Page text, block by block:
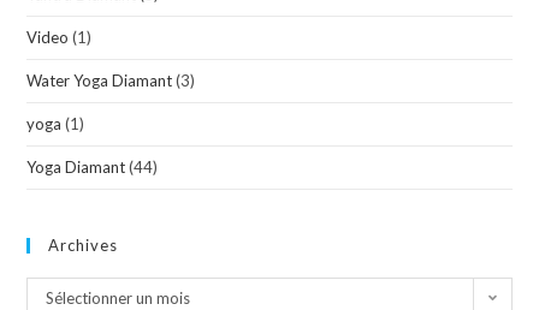
Video (1)
Water Yoga Diamant (3)
yoga (1)
Yoga Diamant (44)
Archives
Sélectionner un mois